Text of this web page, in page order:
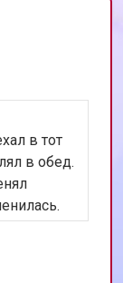
₽ Заказать
₽ Заказать
Заказать
₽ Заказать
в тот
в обед.